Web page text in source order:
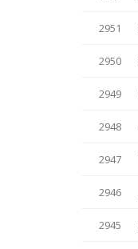
2951
2950
2949
2948
2947
2946
2945